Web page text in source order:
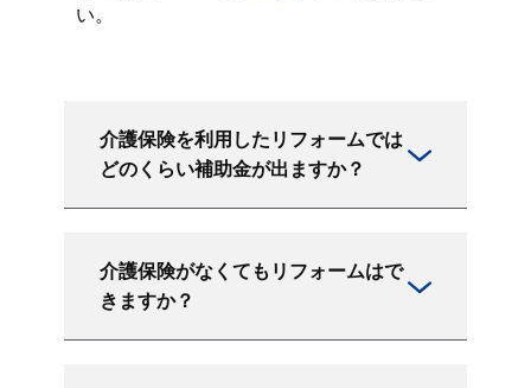
い。
介護保険を利用したリフォームでは
どのくらい補助金が出ますか？
介護保険がなくてもリフォームはで
きますか？